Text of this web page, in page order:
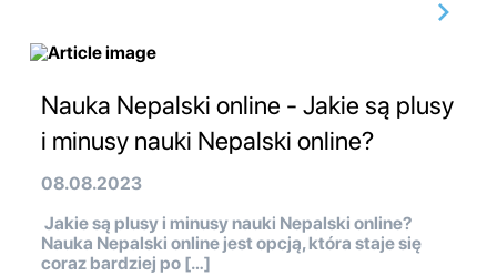
Nauka Nepalski online - Jakie są plusy
i minusy nauki Nepalski online?
08.08.2023
Jakie są plusy i minusy nauki Nepalski online?
Nauka Nepalski online jest opcją, która staje się
coraz bardziej po […]